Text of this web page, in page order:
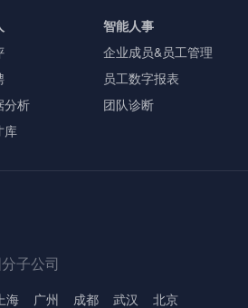
分析
库
智能人事
企业成员&员工管理
员工数字报表
团队诊断
子公司
海 广州 成都 武汉 北京